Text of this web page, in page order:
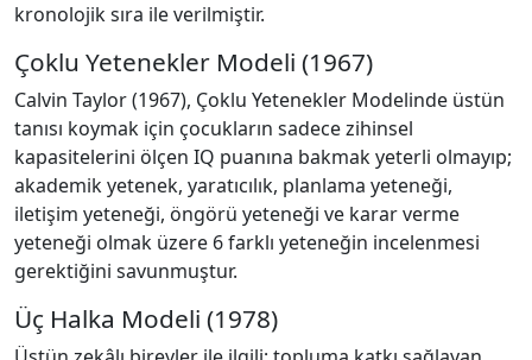
kronolojik sıra ile verilmiştir.
Çoklu Yetenekler Modeli (1967)
Calvin Taylor (1967), Çoklu Yetenekler Modelinde üstün
tanısı koymak için çocukların sadece zihinsel
kapasitelerini ölçen IQ puanına bakmak yeterli olmayıp;
akademik yetenek, yaratıcılık, planlama yeteneği,
iletişim yeteneği, öngörü yeteneği ve karar verme
yeteneği olmak üzere 6 farklı yeteneğin incelenmesi
gerektiğini savunmuştur.
Üç Halka Modeli (1978)